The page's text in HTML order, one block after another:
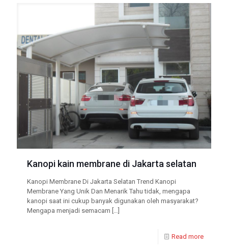
Kanopi kain membrane di Jakarta selatan
Kanopi Membrane Di Jakarta Selatan Trend Kanopi
Membrane Yang Unik Dan Menarik Tahu tidak, mengapa
kanopi saat ini cukup banyak digunakan oleh masyarakat?
Mengapa menjadi semacam […]
Read more